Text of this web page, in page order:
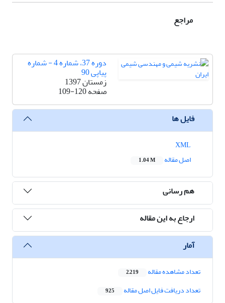
مراجع
دوره 37، شماره 4 - شماره
پیاپی 90
زمستان 1397
صفحه109-120
فایل ها
اصل مقاله
1.04 M
هم رسانی
ارجاع به این مقاله
آمار
تعداد مشاهده مقاله 2,219
تعداد دریافت فایل اصل مقاله 925